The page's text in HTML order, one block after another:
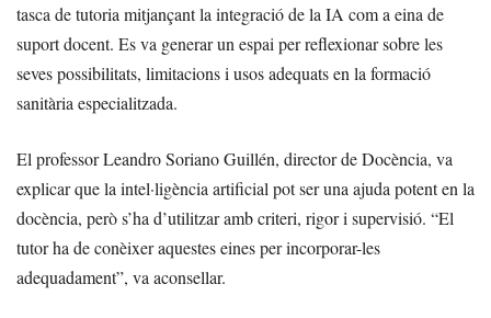
tasca de tutoria mitjançant la integració de la IA com a eina de
suport docent. Es va generar un espai per reflexionar sobre les
seves possibilitats, limitacions i usos adequats en la formació
sanitària especialitzada.
El professor Leandro Soriano Guillén, director de Docència, va
explicar que la intel·ligència artificial pot ser una ajuda potent en la
docència, però s’ha d’utilitzar amb criteri, rigor i supervisió. “El
tutor ha de conèixer aquestes eines per incorporar-les
adequadament”, va aconsellar.